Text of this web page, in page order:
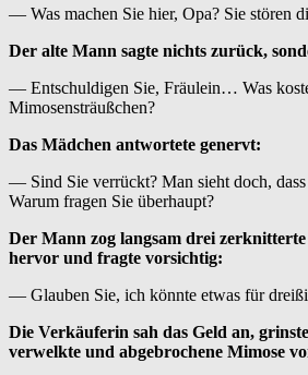
— Was machen Sie hier, Opa? Sie stören
Der alte Mann sagte nichts zurück,
— Entschuldigen Sie, Fräulein… Was
Mimosensträußchen?
Das Mädchen antwortete genervt:
— Sind Sie verrückt? Man sieht doch,
Warum fragen Sie überhaupt?
Der Mann zog langsam drei
hervor und fragte vorsichtig:
— Glauben Sie, ich könnte etwas für
Die Verkäuferin sah das Geld an,
verwelkte und abgebrochene Mimose